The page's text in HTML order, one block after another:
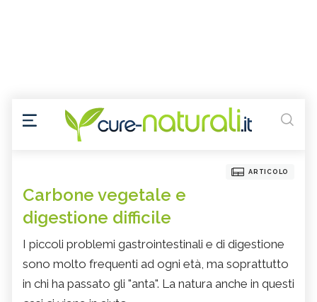
ARTICOLO
Carbone vegetale e
digestione difficile
I piccoli problemi gastrointestinali e di digestione
sono molto frequenti ad ogni età, ma soprattutto
in chi ha passato gli "anta". La natura anche in questi